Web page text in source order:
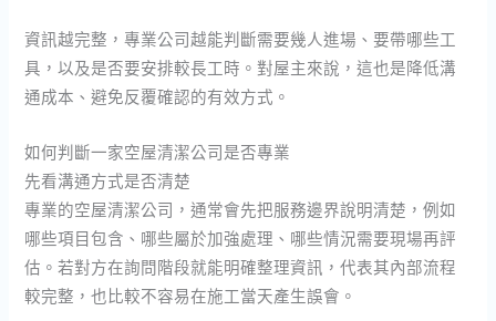
資訊越完整，專業公司越能判斷需要幾人進場、要帶哪些工
具，以及是否要安排較長工時。對屋主來說，這也是降低溝
通成本、避免反覆確認的有效方式。
如何判斷一家空屋清潔公司是否專業
先看溝通方式是否清楚
專業的空屋清潔公司，通常會先把服務邊界說明清楚，例如
哪些項目包含、哪些屬於加強處理、哪些情況需要現場再評
估。若對方在詢問階段就能明確整理資訊，代表其內部流程
較完整，也比較不容易在施工當天產生誤會。